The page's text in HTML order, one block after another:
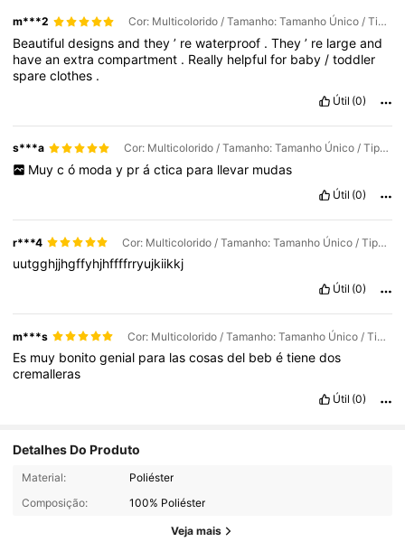
m***2 Cor: Multicolorido / Tamanho: Tamanho Único / Tipos de estilo: EF728
Beautifuldesignsandthey’ rewaterproof .They’ re largeand
haveanextracompartment . Really helpfulfor baby /toddler
spareclothes .
Útil (0)
s***a Cor: Multicolorido / Tamanho: Tamanho Único / Tipos de estilo: EF728
Muy c ó moda y pr á ctica para llevar mudas
Útil (0)
r***4 Cor: Multicolorido / Tamanho: Tamanho Único / Tipos de estilo: EF728
uutgghjjhgffyhjhffffrryujkiikkj
Útil (0)
m***s Cor: Multicolorido / Tamanho: Tamanho Único / Tipos de estilo: EF728
Es muy bonitogenial para lascosasdel bebétienedos
cremalleras
Útil (0)
Detalhes Do Produto
Material:
Poliéster
Composição:
100% Poliéster
Veja mais